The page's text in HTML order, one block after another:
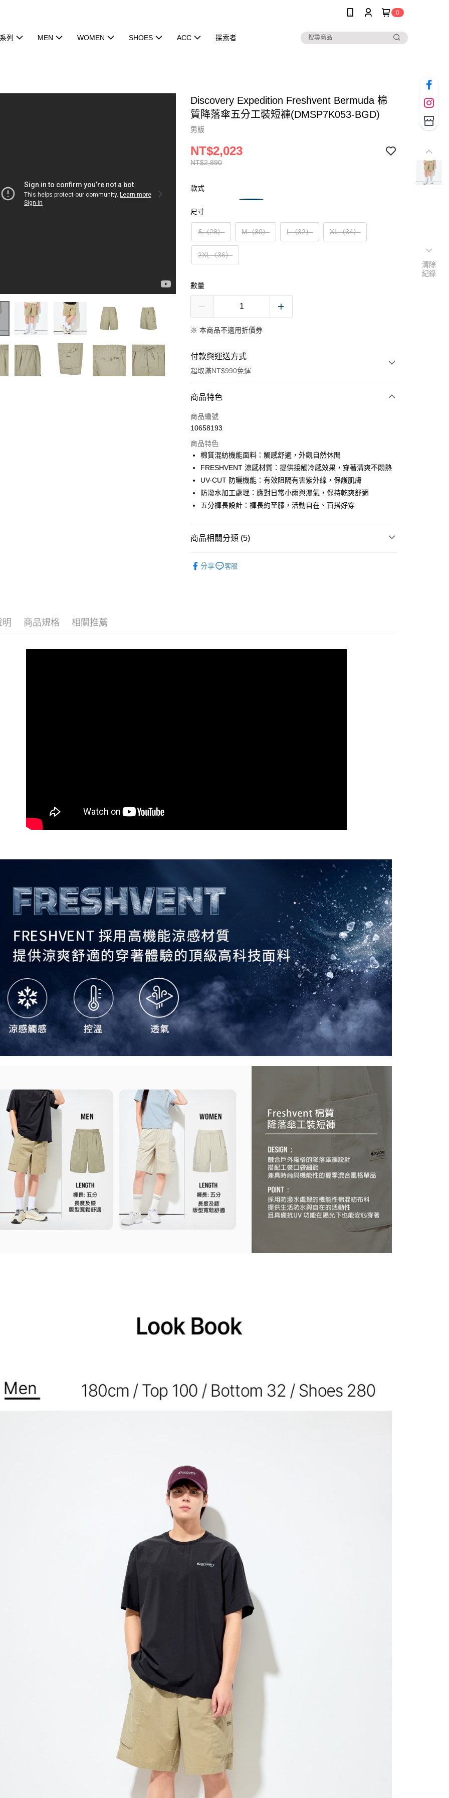
0
列 MEN WOMEN SHOES ACC 探索者
Discovery Expedition Freshvent Bermuda 棉
質降落傘五分工裝短褲(DMSP7K053-BGD)
男版
NT$2,890
NT$2,023
款式
尺寸
S（28） M（30） L（32） XL（34）
2XL（36）
數量
※ 本商品不適用折價券
付款與運送方式
超取滿NT$990免運
付款方式
信用卡一次付款
LINE Pay
Apple Pay
運送方式
每筆NT$60，滿NT$990(含以上)免運費
每筆NT$60，滿NT$990(含以上)免運費
宅配
商品特色
商品編號
10658193
商品特色
棉質混紡機能面料：觸感舒適，外觀自然休閒
FRESHVENT 涼感材質：提供接觸冷感效果，穿著清爽不悶熱
UV-CUT 防曬機能：有效阻隔有害紫外線，保護肌膚
防潑水加工處理：應對日常小雨與濕氣，保持乾爽舒適
五分褲長設計：褲長約至膝，活動自在、百搭好穿
商品相關分類 (5)
分享 客服
明 商品規格 相關推薦
清除
紀錄